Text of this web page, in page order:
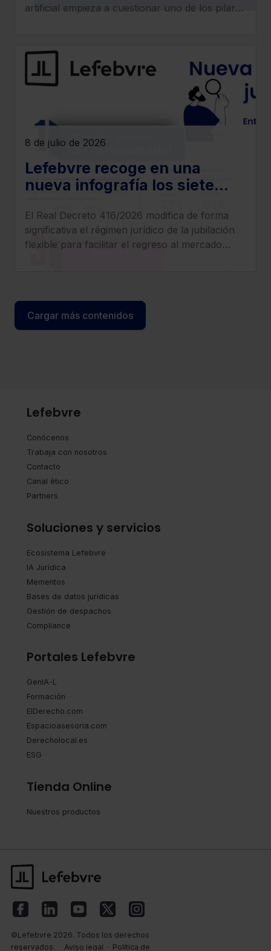
artificial empieza a cuestionar uno de los pilares
8 de julio de 2026
Lefebvre recoge en una
nueva infografía los siete
introduce el Real Decreto
416/2026
El Real Decreto 416/2026 modifica de forma
significativa el régimen jurídico de la jubilación
flexible para facilitar el regreso al mercado
determinados complementos.
Cargar más contenidos
Lefebvre
Conócenos
Trabaja con nosotros
Contacto
Canal ético
Partners
Soluciones y servicios
Ecosistema Lefebvre
IA Jurídica
Mementos
Bases de datos jurídicas
Gestión de despachos
Compliance
Portales Lefebvre
GenIA-L
Formación
ElDerecho.com
Espacioasesoria.com
Derecholocal.es
ESG
Tienda Online
Nuestros productos
©Lefebvre 2026. Todos los derechos
reservados.
Aviso legal · Política de